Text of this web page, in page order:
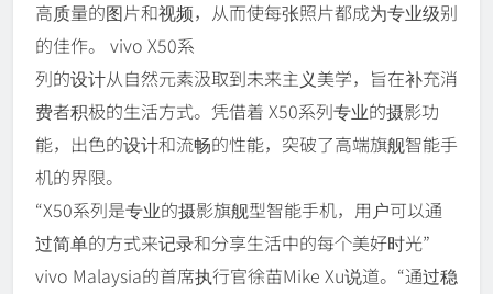
高质量的图片和视频，从而使每张照片都成为专业级别
的佳作。 vivo X50系
列的设计从自然元素汲取到未来主义美学，旨在补充消
费者积极的生活方式。凭借着 X50系列专业的摄影功
能，出色的设计和流畅的性能，突破了高端旗舰智能手
机的界限。
“X50系列是专业的摄影旗舰型智能手机，用户可以通
过简单的方式来记录和分享生活中的每个美好时光”
vivo Malaysia的首席执行官徐苗Mike Xu说道。“通过稳